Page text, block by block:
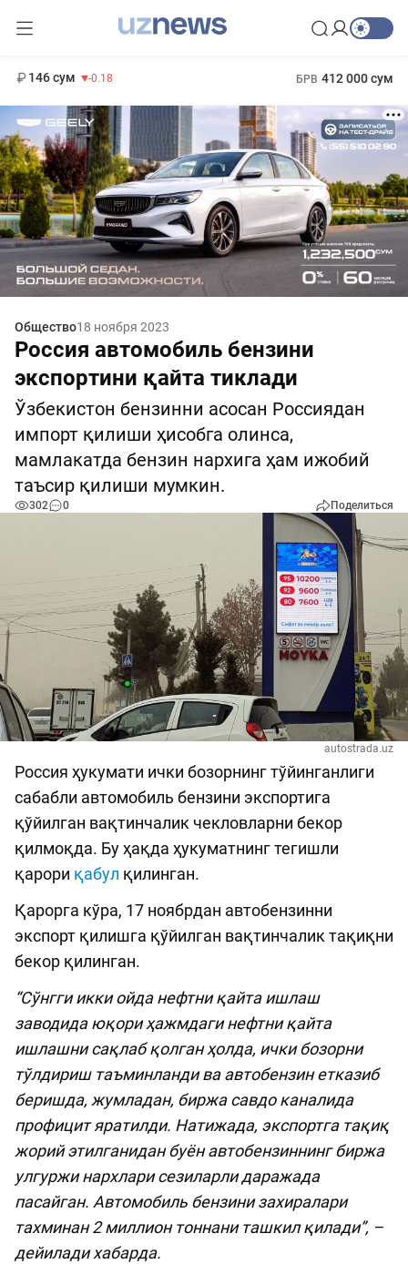
146 сум -0.18 БРВ 412 000 сум
Общество18 ноября 2023
Россия автомобиль бензини
экспортини қайта тиклади
Ўзбекистон бензинни асосан Россиядан
импорт қилиши ҳисобга олинса,
мамлакатда бензин нархига ҳам ижобий
таъсир қилиши мумкин.
302 0 Поделиться
autostrada.uz
Россия ҳукумати ички бозорнинг тўйинганлиги
сабабли автомобиль бензини экспортига
қўйилган вақтинчалик чекловларни бекор
қилмоқда. Бу ҳақда ҳукуматнинг тегишли
қарори қабул қилинган.
Қарорга кўра, 17 ноябрдан автобензинни
экспорт қилишга қўйилган вақтинчалик тақиқни
бекор қилинган.
“Сўнгги икки ойда нефтни қайта ишлаш
заводида юқори ҳажмдаги нефтни қайта
ишлашни сақлаб қолган ҳолда, ички бозорни
тўлдириш таъминланди ва автобензин етказиб
беришда, жумладан, биржа савдо каналида
профицит яратилди. Натижада, экспортга тақиқ
жорий этилганидан буён автобензиннинг биржа
улгуржи нархлари сезиларли даражада
пасайган. Автомобиль бензини захиралари
тахминан 2 миллион тоннани ташкил қилади”, –
дейилади хабарда.